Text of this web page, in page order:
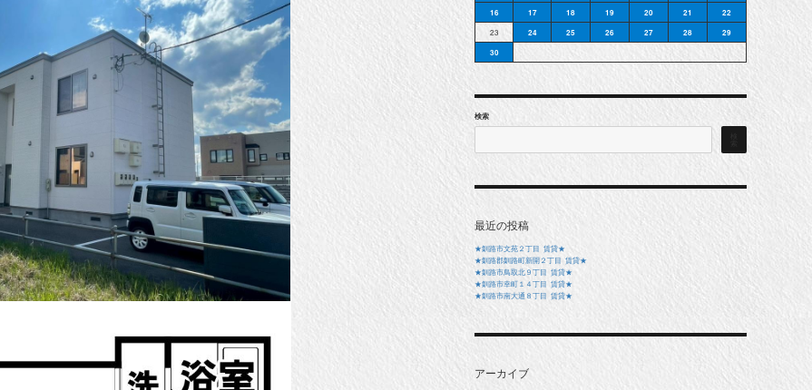
16
17 18 19 20 21
22
23
24 25 26 27 28
29
30
検索
最近の投稿
★釧路市文苑２丁目 賃貸★
★釧路郡釧路町新開２丁目 賃貸★
★釧路市鳥取北９丁目 賃貸★
★釧路市幸町１４丁目 賃貸★
★釧路市南大通８丁目 賃貸★
アーカイブ